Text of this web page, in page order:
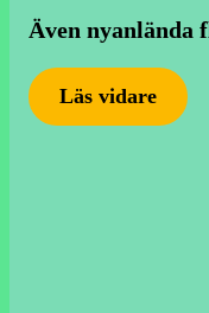
Även nyanlända
Läs vidare